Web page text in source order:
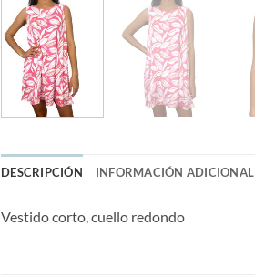
DESCRIPCIÓN INFORMACIÓN ADICIONAL
Vestido corto, cuello redondo